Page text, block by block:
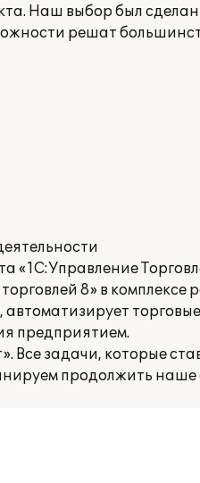
Наш выбор был
решат
«1С:Управление
8» в комплексе
предприятием.
задачи, которые
продолжить наше